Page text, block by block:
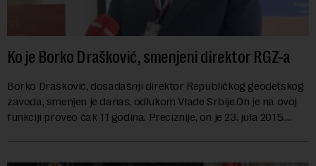
Ko je Borko Drašković, smenjeni direktor RGZ-a
Borko Drašković, dosadašnji direktor Republičkog geodetskog
zavoda, smenjen je danas, odlukom Vlade Srbije.On je na ovoj
funkciji proveo čak 11 godina. Preciznije, on je 23. jula 2015.